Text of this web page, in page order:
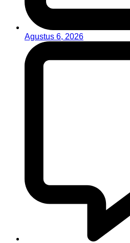
Agustus 6, 2026